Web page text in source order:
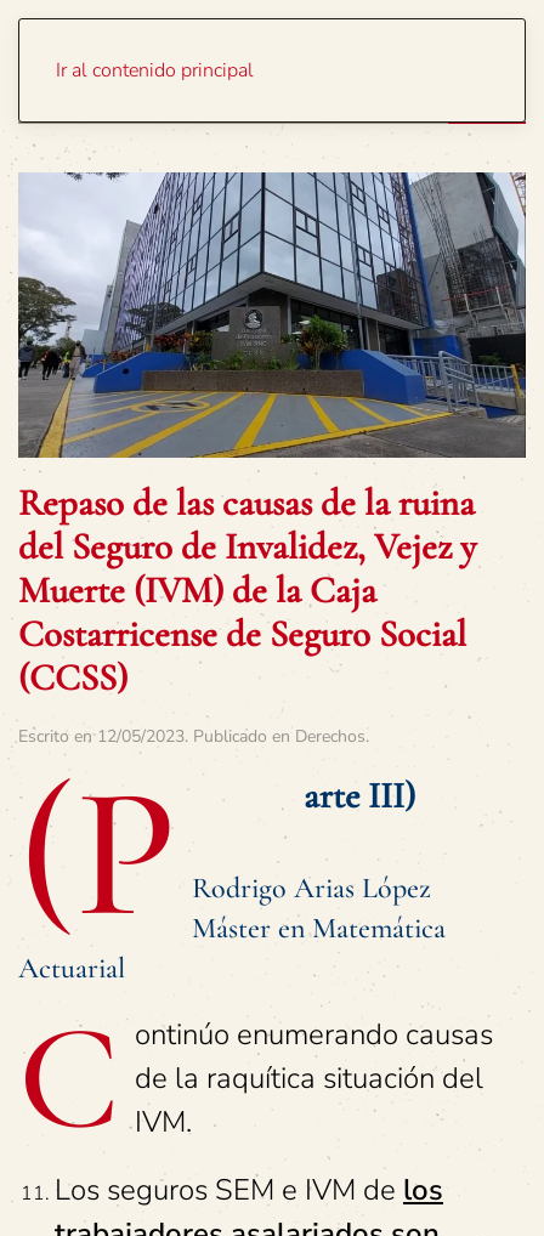
Ir al contenido principal
Repaso de las causas de la ruina
del Seguro de Invalidez, Vejez y
Muerte (IVM) de la Caja
Costarricense de Seguro Social
(CCSS)
Escrito en12/05/2023. Publicado en Derechos.
(P arte III)
Rodrigo Arias López
Máster en Matemática
Actuarial
C ontinúo enumerando causas
de la raquítica situación del
IVM.
Los seguros SEM e IVM de los